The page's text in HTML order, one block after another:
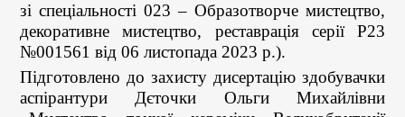
зі спеціальності 023 – Образотворче мистецтво,
декоративне мистецтво, реставрація серії Р23
№001561 від 06 листопада 2023 р.).
Підготовлено до захисту дисертацію здобувачки
аспірантури Дєточки Ольги Михайлівни